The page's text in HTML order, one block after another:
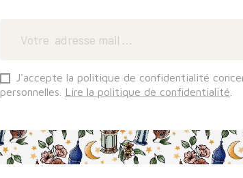
J'accepte la politique de confidentialité
personnelles.
Lire la politique de confidentialité